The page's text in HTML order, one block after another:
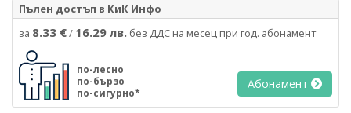
Пълен достъп в КиК Инфо
за 8.33 €/ 16.29 лв. без ДДС на месец при год. абонамент
по-лесно
по-бързо
по-сигурно*
Абонамент